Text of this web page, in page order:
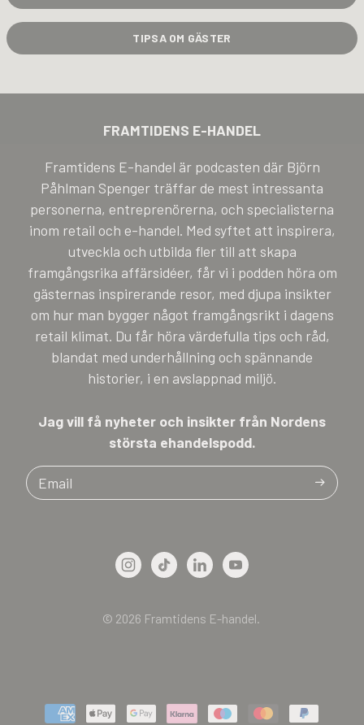
TIPSA OM GÄSTER
FRAMTIDENS E-HANDEL
Framtidens E-handel är podcasten där Björn
Påhlman Spenger träffar de mest intressanta
personerna, entreprenörerna, och specialisterna
inom retail och e-handel. Med syftet att inspirera,
utveckla och utbilda fler till att skapa
framgångsrika affärsidéer, får vi i podden höra om
gästernas inspirerande resor, med djupa insikter
om hur man bygger något framgångsrikt i dagens
retail klimat. Du får höra värdefulla tips och råd,
blandat med underhållning och spännande
historier, i en avslappnad miljö.
Jag vill få nyheter och insikter från Nordens
största ehandelspodd.
Email
© 2026 Framtidens E-handel.